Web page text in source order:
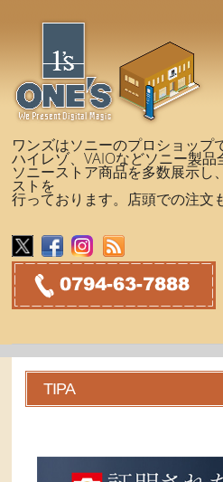
ワンズはソニーのプロショップ
ハイレゾ、VAIOなどソニー製品
ソニーストア商品を多数展示し
ストを
行っております。店頭での注文
TIPA